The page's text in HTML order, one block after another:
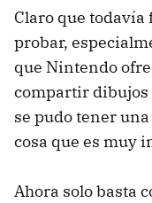
Claro que todavía
probar,
que Nintendo
compartir dibujos
se pudo tener
cosa que es muy
Ahora solo basta